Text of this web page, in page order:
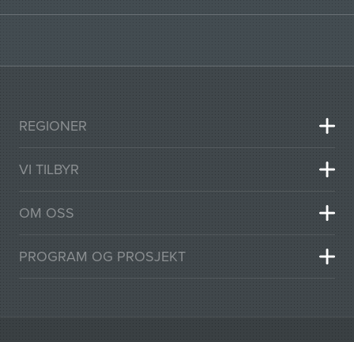
REGIONER
VI TILBYR
OM OSS
PROGRAM OG PROSJEKT